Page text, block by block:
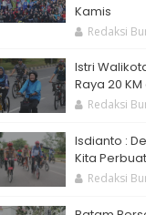
Kamis
Redaksi
Istri
Raya 20
Redaksi
Isdianto :
Kita Perbuat
Redaksi